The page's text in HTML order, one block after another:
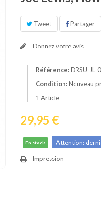
Tweet Partager
Donnez votre avis
Référence:DRSU-JL-
Condition:Nouveau
1 Article
29,95 €
En stock Attention:
Impression